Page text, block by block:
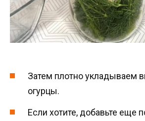
Затем плотно укладываем
огурцы.
Если хотите, добавьте еще